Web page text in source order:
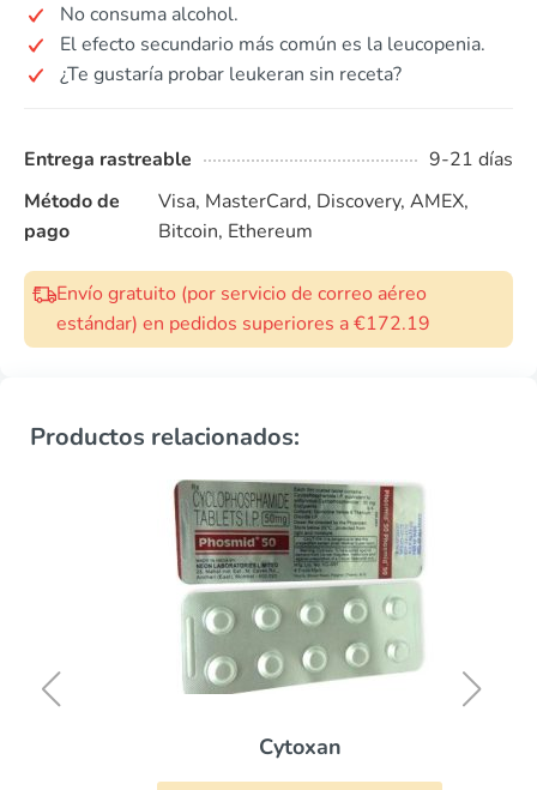
No consuma alcohol.
El efecto secundario más común es la leucopenia.
¿Te gustaría probar leukeran sin receta?
Entrega rastreable
9-21 días
Método de
pago
Visa, MasterCard, Discovery, AMEX,
Bitcoin, Ethereum
Envío gratuito (por servicio de correo aéreo
estándar) en pedidos superiores a €172.19
Productos relacionados:
Cytoxan